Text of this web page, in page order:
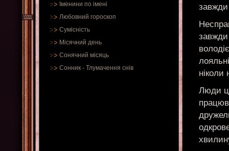
Іменини по імені
Любовний гороскоп
Сумісність
Місячний день
Сонячний місяць
Сонник - Тлумачення снів
завжди
завжди
ніколи
Люди